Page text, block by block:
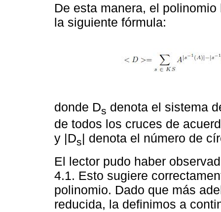
De esta manera, el
la siguiente fórmula:
donde Ds denota el sistema
de todos los cruces de
y |Ds| denota el número de
El lector pudo haber
4.1. Esto sugiere
polinomio. Dado que más
reducida, la definimos a